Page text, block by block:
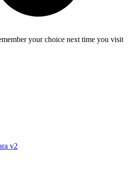
your choice next time you visit
v2